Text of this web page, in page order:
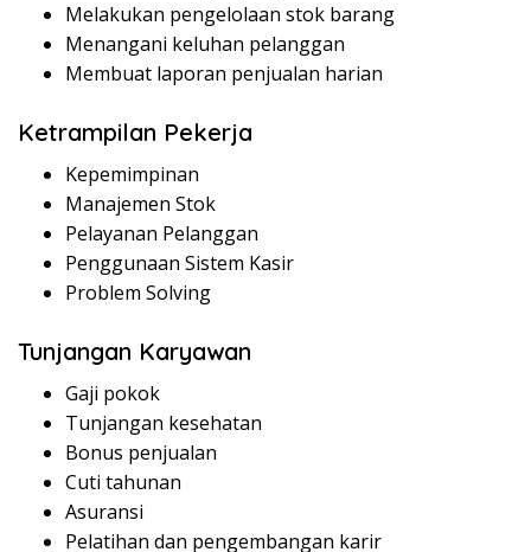
Melakukan pengelolaan stok barang
Menangani keluhan pelanggan
Membuat laporan penjualan harian
Ketrampilan Pekerja
Kepemimpinan
Manajemen Stok
Pelayanan Pelanggan
Penggunaan Sistem Kasir
Problem Solving
Tunjangan Karyawan
Gaji pokok
Tunjangan kesehatan
Bonus penjualan
Cuti tahunan
Asuransi
Pelatihan dan pengembangan karir